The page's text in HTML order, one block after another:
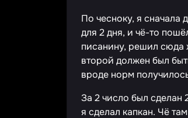
По чесноку, я сначала
для 2 дня, и чё-то
писанину, решил сюда
второй должен был
вроде норм
За 2 число был сделан
я сделал капкан. Чё